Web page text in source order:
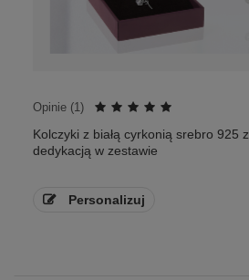
Opinie (1)
Kolczyki z białą cyrkonią srebro 925 z
dedykacją w zestawie
Personalizuj